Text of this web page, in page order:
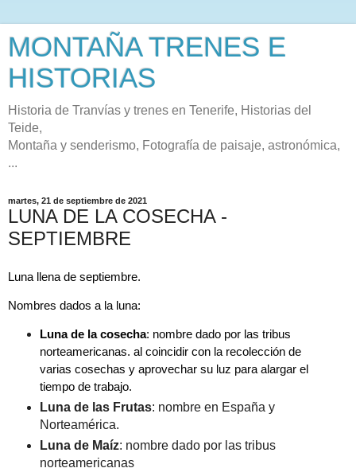
MONTAÑA TRENES E
HISTORIAS
Historia de Tranvías y trenes en Tenerife, Historias del
Teide,
Montaña y senderismo, Fotografía de paisaje, astronómica,
...
martes, 21 de septiembre de 2021
LUNA DE LA COSECHA -
SEPTIEMBRE
Luna llena de septiembre.
Nombres dados a la luna:
Luna de la cosecha: nombre dado por las tribus
norteamericanas. al coincidir con la recolección de
varias cosechas y aprovechar su luz para alargar el
tiempo de trabajo.
Luna de las Frutas: nombre en España y
Norteamérica.
Luna de Maíz: nombre dado por las tribus
norteamericanas